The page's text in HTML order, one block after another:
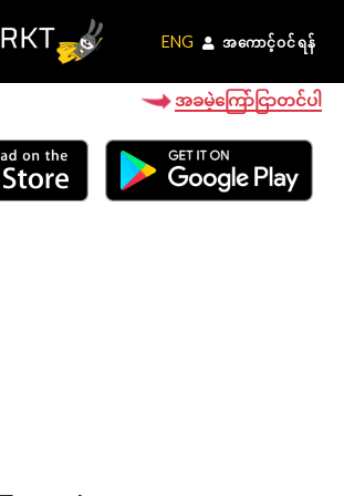
ENG အကောင့်ဝင်ရန်
ENG အကောင့်ဝင်ရန်
အခမဲ့ကြော်ငြာတင်ပါ